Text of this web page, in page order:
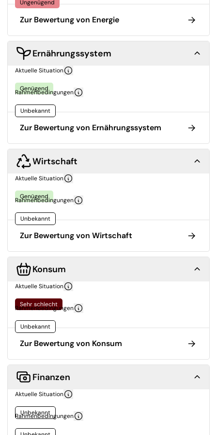
Ungenügend
Zur Bewertung von Energie
Ernährungssystem
Aktuelle Situation
Genügend
Rahmenbedingungen
Unbekannt
Zur Bewertung von Ernährungssystem
Wirtschaft
Aktuelle Situation
Genügend
Rahmenbedingungen
Unbekannt
Zur Bewertung von Wirtschaft
Konsum
Aktuelle Situation
Sehr schlecht
Rahmenbedingungen
Unbekannt
Zur Bewertung von Konsum
Finanzen
Aktuelle Situation
Unbekannt
Rahmenbedingungen